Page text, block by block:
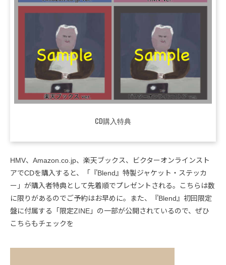
CD購入特典
HMV、Amazon.co.jp、楽天ブックス、ビクターオンラインスト
アでCDを購入すると、「『Blend』特製ジャケット・ステッカ
ー」が購入者特典として先着順でプレゼントされる。こちらは数
に限りがあるのでご予約はお早めに。また、『Blend』初回限定
盤に付属する「限定ZINE」の一部が公開されているので、ぜひ
こちらもチェックを